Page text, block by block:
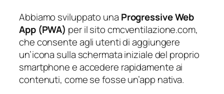
Abbiamo sviluppato una Progressive Web
App (PWA) per il sito cmcventilazione.com,
che consente agli utenti di aggiungere
un’icona sulla schermata iniziale del proprio
smartphone e accedere rapidamente ai
contenuti, come se fosse un’app nativa.